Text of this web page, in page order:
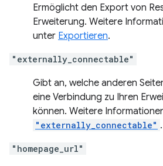
Ermöglicht den Export von
Erweiterung. Weitere
unter Exportieren.
"externally_connectable"
Gibt an, welche anderen
eine Verbindung zu Ihren
können. Weitere
"externally_connectable" .
"homepage_url"